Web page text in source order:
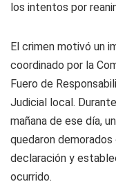
los intentos por
El crimen motivó un
coordinado por la
Fuero de
Judicial local.
mañana de ese día,
quedaron
declaración y
ocurrido.